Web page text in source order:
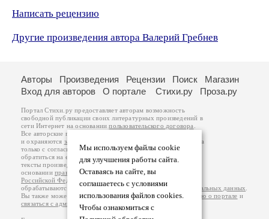
Написать рецензию
Другие произведения автора Валерий Гребнев
Мы используем файлы cookie
для улучшения работы сайта.
Оставаясь на сайте, вы
соглашаетесь с условиями
использования файлов cookies.
Чтобы ознакомиться с
Авторы Произведения Рецензии Поиск
Магазин
Вход для авторов
О портале Стихи.ру Проза.ру
Портал Стихи.ру предоставляет авторам возможность
свободной публикации своих литературных произведений в
сети Интернет на основаниипользовательского договора
Все авторские права на произведения принадлежат авторам
и охраняются законом
. Перепечатка произведений возможна
только с согласия его автора, к которому вы можете
обратиться на его авторской странице. Ответственность за
тексты произведений авторы несут самостоятельно на
основанииправил публикацииизаконодательства
Российской Федерации
обрабатываются на основанииПолитики обработки персональных данных
Вы также можете посмотреть более подробнуюинформацию о портале и
связаться с администрацией